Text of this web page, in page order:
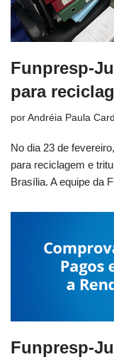
Funpresp-
para
por Andréia Paula
No dia 23 de
para reciclagem e
Brasília. A equipe da
Funpresp-